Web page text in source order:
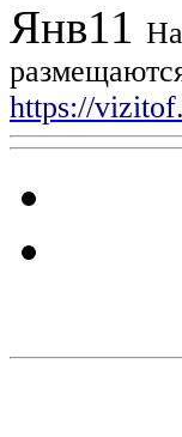
Янв11
https://